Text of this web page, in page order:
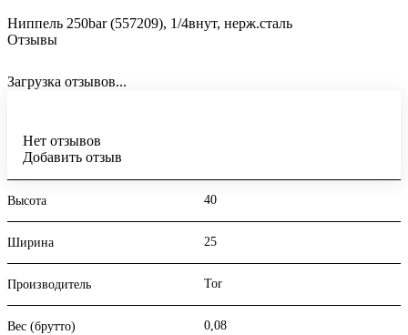
Ниппель 250bar (557209), 1/4внут, нерж.сталь
Отзывы
Загрузка отзывов...
Нет отзывов
Добавить отзыв
Высота 40
Ширина 25
Производитель Tor
Вес (брутто) 0,08